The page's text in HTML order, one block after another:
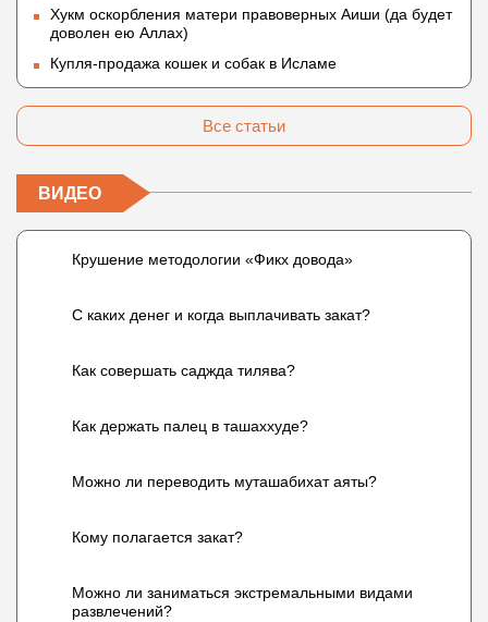
Хукм оскорбления матери правоверных Аиши (да будет
доволен ею Аллах)
Купля-продажа кошек и собак в Исламе
Все статьи
ВИДЕО
Крушение методологии «Фикх довода»
С каких денег и когда выплачивать закат?
Как совершать саджда тилява?
Как держать палец в ташаххуде?
Можно ли переводить муташабихат аяты?
Кому полагается закат?
Можно ли заниматься экстремальными видами
развлечений?